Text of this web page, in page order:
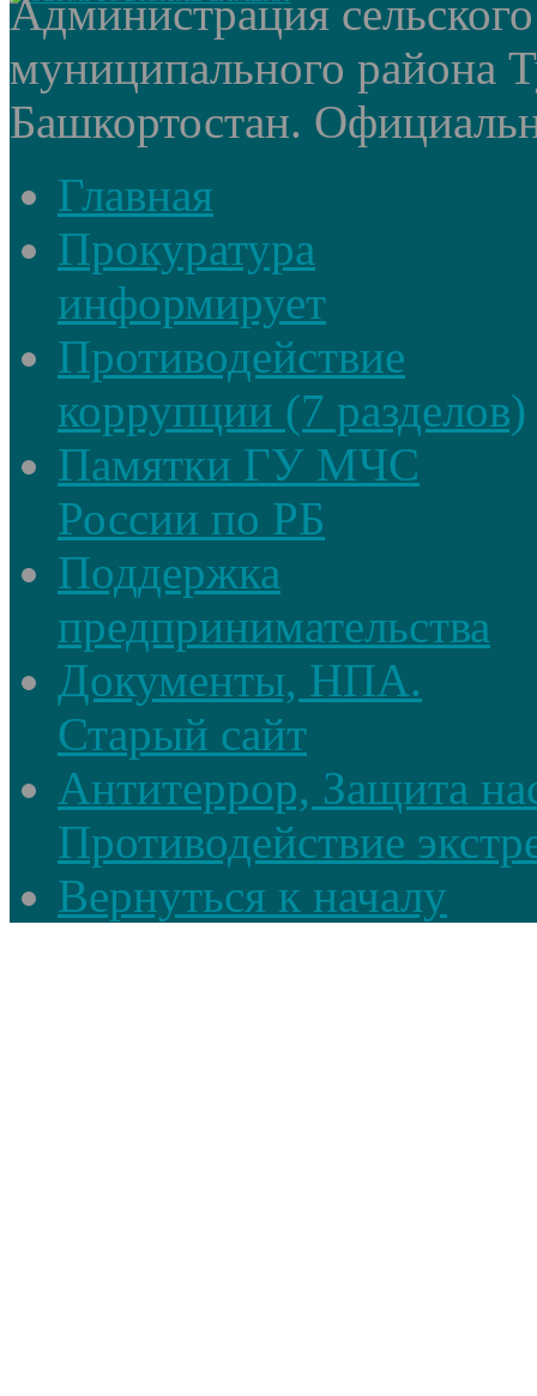
Администрация
муниципального района
Башкортостан.
Главная
Прокуратура
информирует
Противодействие
коррупции (7 разделов)
Памятки ГУ МЧС
России по РБ
Поддержка
предпринимательства
Документы, НПА.
Старый сайт
Антитеррор, Защита
Противодействие
Вернуться к началу